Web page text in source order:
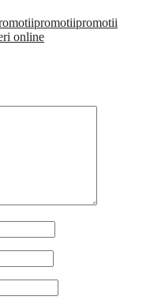
promotiipromotii
online